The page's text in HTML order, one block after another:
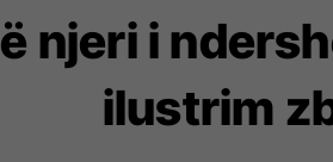
njeri i
ilustrim